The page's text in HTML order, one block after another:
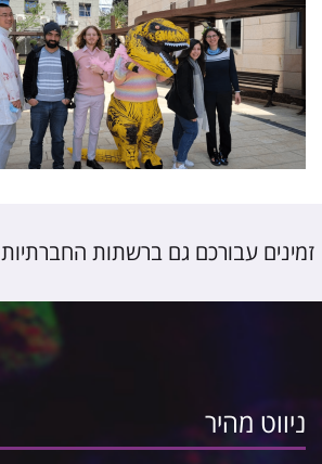
זמינים עבורכם גם ברשתות החברתיות
ניווט מהיר